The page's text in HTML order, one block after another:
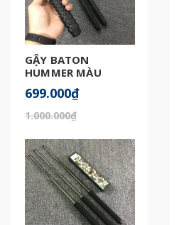
GẬY BATON
HUMMER MÀU
GOLD CHÍNH HÃNG
699.000₫
1.000.000₫